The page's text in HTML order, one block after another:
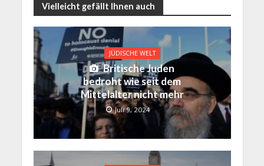
Vielleicht gefällt Ihnen auch
JÜDISCHE WELT
Britische Juden
bedroht wie seit dem
Mittelalter nicht mehr
Juli 9, 2024